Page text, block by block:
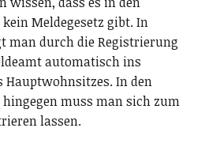
Meldegesetz gibt. In
man durch die Registrierung
automatisch ins
Hauptwohnsitzes. In den
muss man sich zum
lassen.